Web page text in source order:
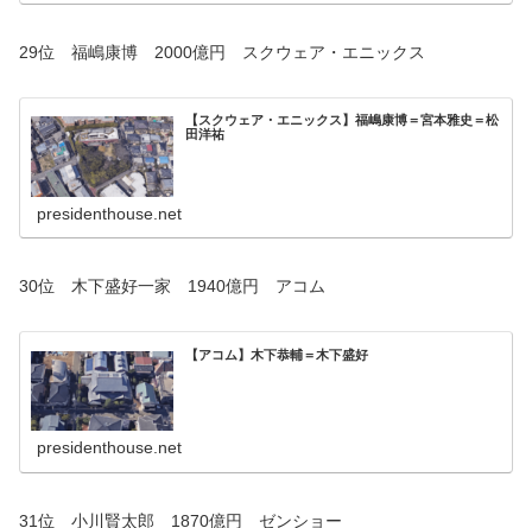
29位 福嶋康博 2000億円 スクウェア・エニックス
【スクウェア・エニックス】福嶋康博＝宮本雅史＝松
田洋祐
presidenthouse.net
30位 木下盛好一家 1940億円 アコム
【アコム】木下恭輔＝木下盛好
presidenthouse.net
31位 小川賢太郎 1870億円 ゼンショー